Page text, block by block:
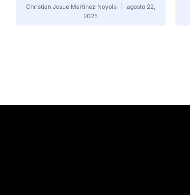
Christian Josue Martinez Noyola
agosto 22,
2025